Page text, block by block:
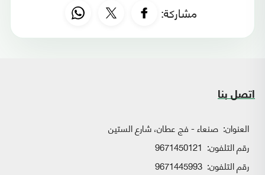
مشاركة:
اتصل بنا
العنوان: صنعاء - فج عطان، شارع الستين
رقم التلفون: 9671450121
رقم التلفون: 9671445993